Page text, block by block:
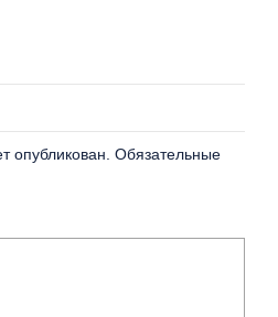
опубликован. Обязательные